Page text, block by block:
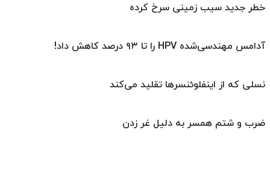
خطر جدید سیب زمینی سرخ کرده
آدامس مهندسی‌شده‌ HPV را تا ۹۳ درصد کاهش داد!
نسلی که از اینفلوئنسرها تقلید می‌کند
ضرب و شتم همسر به دلیل غر زدن